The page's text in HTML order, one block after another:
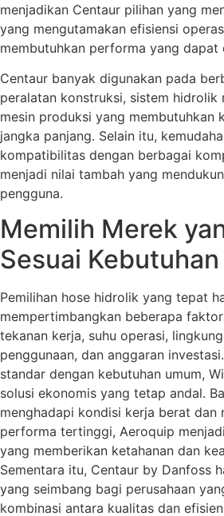
menjadikan Centaur pilihan yang
yang mengutamakan efisiensi
membutuhkan performa yang dapat
Centaur banyak digunakan pada
peralatan konstruksi, sistem hidrolik
mesin produksi yang membutuhkan
jangka panjang. Selain itu,
kompatibilitas dengan berbagai
menjadi nilai tambah yang
pengguna.
Memilih Merek
Sesuai Kebutuhan
Pemilihan hose hidrolik yang tepat
mempertimbangkan beberapa
tekanan kerja, suhu operasi,
penggunaan, dan anggaran
standar dengan kebutuhan umum,
solusi ekonomis yang tetap andal.
menghadapi kondisi kerja berat dan
performa tertinggi, Aeroquip
yang memberikan ketahanan dan
Sementara itu, Centaur by Danfoss
yang seimbang bagi perusahaan
kombinasi antara kualitas dan